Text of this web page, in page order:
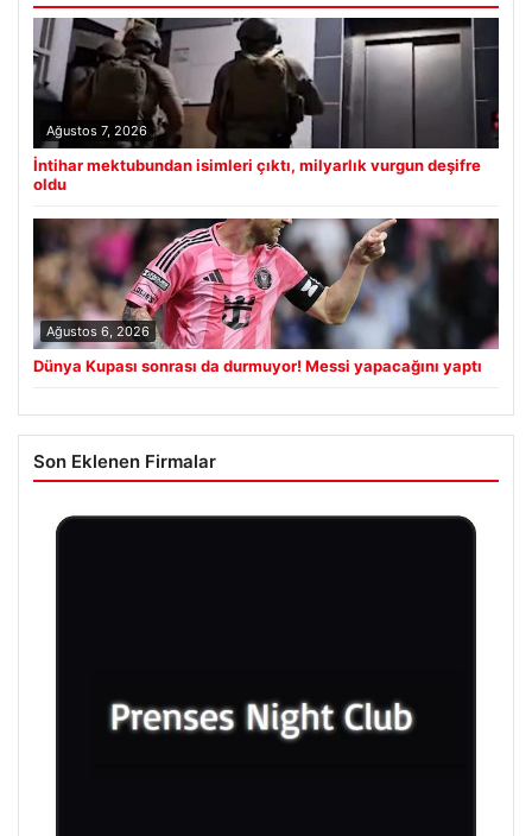
Ağustos 7, 2026
İntihar mektubundan isimleri çıktı, milyarlık vurgun deşifre
oldu
Ağustos 6, 2026
Dünya Kupası sonrası da durmuyor! Messi yapacağını yaptı
Son Eklenen Firmalar